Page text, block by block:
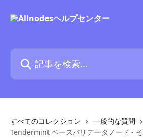
記事を検索...
すべてのコレクション
一般的な質問
Tendermint ベースバリデータノード -